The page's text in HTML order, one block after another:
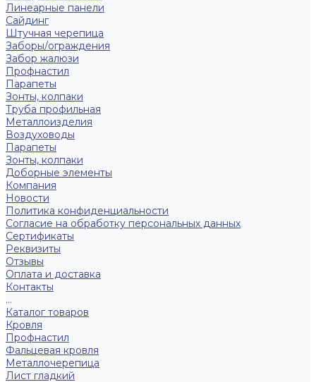
Линеарные панели
Сайдинг
Штучная черепица
Заборы/ограждения
Забор жалюзи
Профнастил
Парапеты
Зонты, колпаки
Труба профильная
Металлоизделия
Воздуховоды
Парапеты
Зонты, колпаки
Доборные элементы
Компания
Новости
Политика конфиденциальности
Согласие на обработку персональных данных
Сертификаты
Реквизиты
Отзывы
Оплата и доставка
Контакты
...
Каталог товаров
Кровля
Профнастил
Фальцевая кровля
Металлочерепица
Лист гладкий